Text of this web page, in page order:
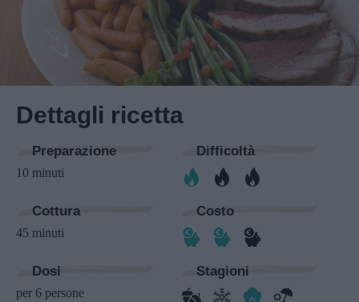
Dettagli ricetta
Preparazione
10 minuti
Difficoltà
Cottura
45 minuti
Costo
Dosi
per 6 persone
Stagioni